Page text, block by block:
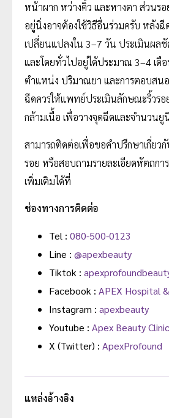
หน้าผาก หว่างคิ้ว และหางตา ส่วนร
อยู่นิ่งอาจต้องใช้วิธีอื่นร่วมครับ หลังฉี
เปลี่ยนแปลงใน 3–7 วัน ประเมินผล
และโดยทั่วไปอยู่ได้ประมาณ 3–4 เ
ตำแหน่ง ปริมาณยา และการตอบสน
ฉีดควรให้แพทย์ประเมินลักษณะริ้วรอ
กล้ามเนื้อ เพื่อวางจุดฉีดและจำนวนยู
สามารถติดต่อเพื่อขอคำปรึกษาเกี่ยว
รอย หรือสอบถามรายละเอียดหัตถกา
เพิ่มเติมได้ที่
ช่องทางการติดต่อ
Tel : 080-500-0123
Line : @apexbeauty
Tiktok :
Facebook : APEX Hospital
Instagram : apexbeauty
Youtube : Apex Beauty Clinic
X (Twitter) : ApexProfound
แหล่งอ้างอิง